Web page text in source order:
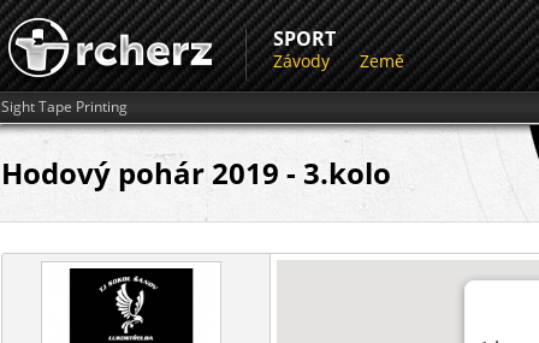
SPORT
Závody Země
Sight Tape Printing
Hodový pohár 2019 - 3.kolo